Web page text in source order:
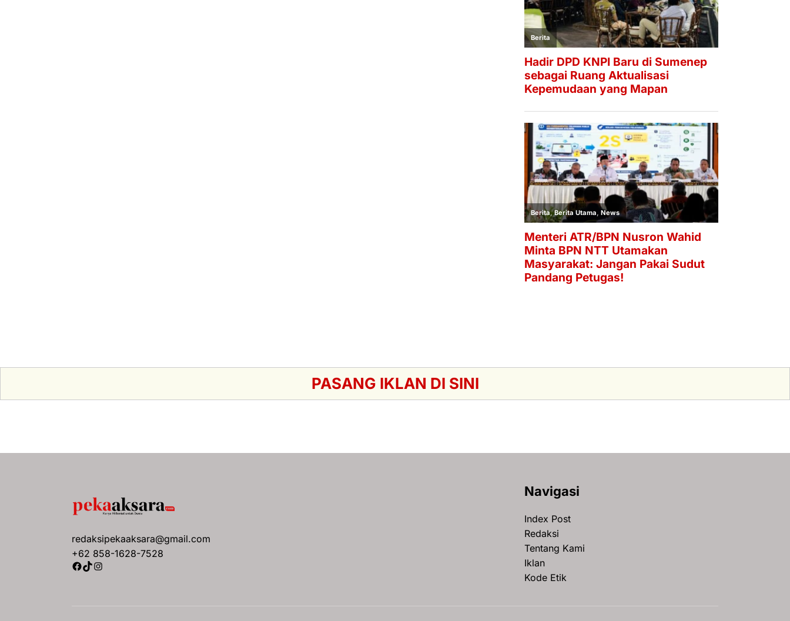
PASANG IKLAN DI SINI
redaksipekaaksara@gmail.com
+62 858-1628-7528
Facebook
TikTok
Instagram
Navigasi
Index Post
Redaksi
Tentang Kami
Iklan
Kode Etik